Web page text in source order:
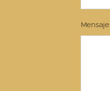
Mensaje